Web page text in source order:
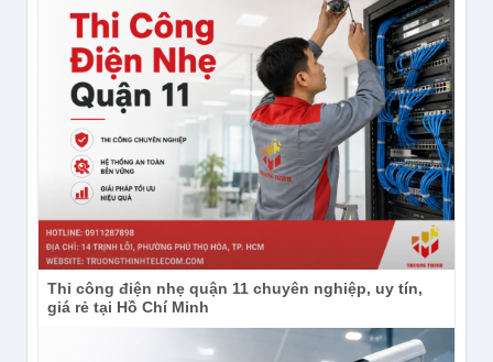
Điện thoại:(028) 38 101 698 – 0911 28 78 98
Email:truongthinhtelecom@gmail.com
Website: https://truongthinhtelecom.com/
YouTube: https://www.youtube.com/channel/
Sản phẩm và nội dung liên quan
Đăng ký trở thành đại lý phân phối
Camera Tiandy tại Việt Nam
Bảng giá Camera TIANDY
Thi công điện nhẹ quận 11 chuyên nghiệp, uy tín,
giá rẻ tại Hồ Chí Minh